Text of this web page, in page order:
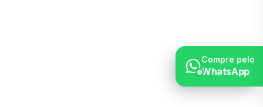
Compre pelo
WhatsApp